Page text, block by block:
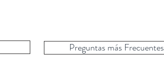
Preguntas más Frecuentes